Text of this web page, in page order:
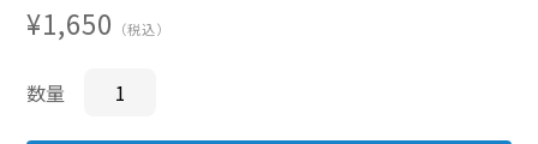
¥1,650 （税込）
数量